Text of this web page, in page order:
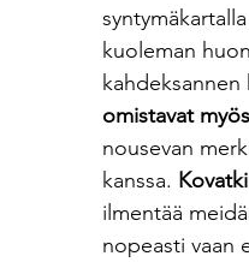
kuoleman
omistavat
nousevan
kanssa.
ilmentää
nopeasti vaan